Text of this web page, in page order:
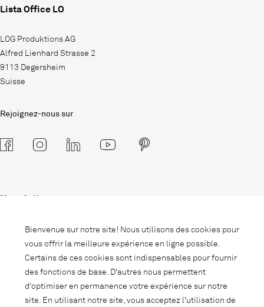
Lista Office LO
LOG Produktions AG
Alfred Lienhard Strasse 2
9113 Degersheim
Suisse
Rejoignez-nous sur
Newsletter
Abonnez-vous à notre newsletter et
soyez informé des promotions, des
nouveautés et des trends d'intérieur.
Bienvenue sur notre site! Nous utilisons des cookies pour
vous offrir la meilleure expérience en ligne possible.
Certains de ces cookies sont indispensables pour fournir
des fonctions de base. D'autres nous permettent
d'optimiser en permanence votre expérience sur notre
site. En utilisant notre site, vous acceptez l'utilisation de